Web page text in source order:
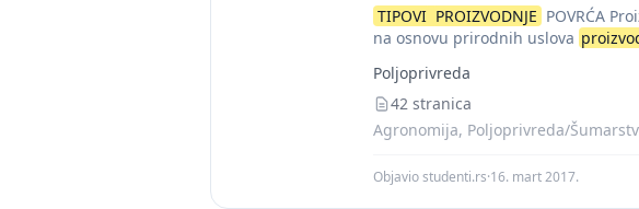
TIPOVI PROIZVODNJE POVRĆA
na osnovu prirodnih uslova
Poljoprivreda
42 stranica
Agronomija, Poljoprivreda/
Objavio studenti.rs·16. mart 2017.